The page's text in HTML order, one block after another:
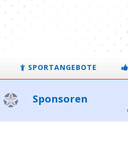
SPORTANGEBOTE
Sponsoren